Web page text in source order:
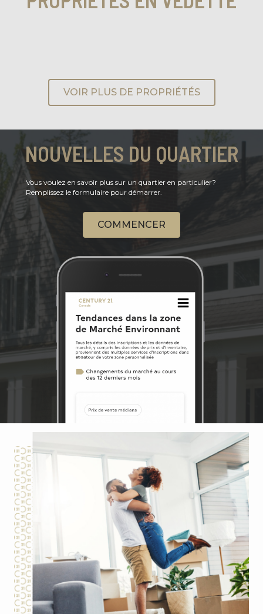
VOIR PLUS DE PROPRIÉTÉS
NOUVELLES DU QUARTIER
Vous voulez en savoir plus sur un quartier en particulier?
Remplissez le formulaire pour démarrer.
COMMENCER